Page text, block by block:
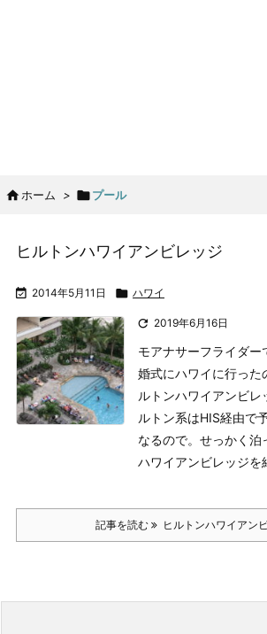
 ホーム > プール
ヒルトンハワイアンビレッジ
 2014年5月11日  ハワイ
 2019年6月16日
モアナサーフライダー
婚式にハワイに行った
ルトンハワイアンビレ
ルトン系はHIS経由で
なるので。 せっかく泊
ハワイアンビレッジを
記事を読む ヒルトンハワイアン